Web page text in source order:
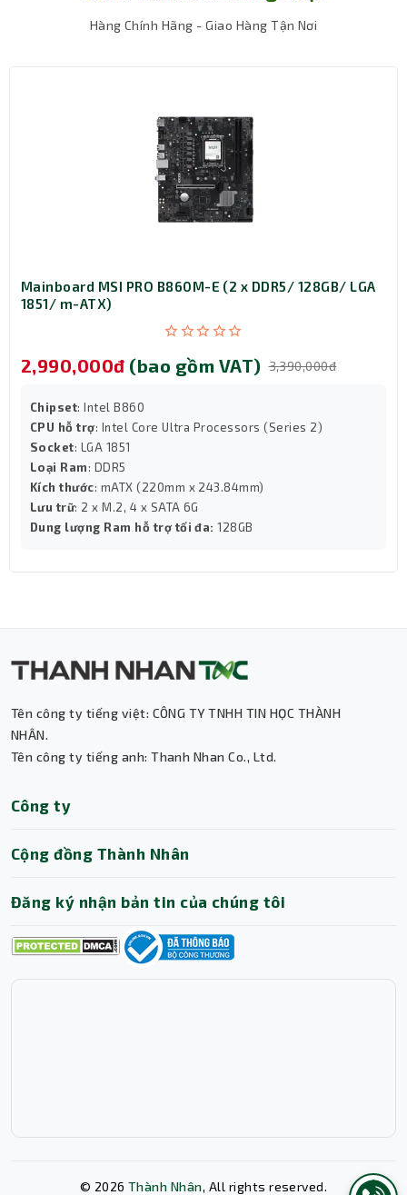
Hàng Chính Hãng - Giao Hàng Tận Nơi
Mainboard MSI PRO B860M-E (2 x DDR5/ 128GB/ LGA
1851/ m-ATX)
2,990,000đ (bao gồm VAT) 3,390,000đ
Chipset: Intel B860
CPU hỗ trợ: Intel Core Ultra Processors (Series 2)
Socket: LGA 1851
Loại Ram: DDR5
Kích thước: mATX (220mm x 243.84mm)
Lưu trữ: 2 x M.2, 4 x SATA 6G
Dung lượng Ram hỗ trợ tối đa:128GB
Tên công ty tiếng việt: CÔNG TY TNHH TIN HỌC THÀNH
NHÂN.
Tên công ty tiếng anh: Thanh Nhan Co., Ltd.
Công ty
Cộng đồng Thành Nhân
Đăng ký nhận bản tin của chúng tôi
© 2026 Thành Nhân, All rights reserved.